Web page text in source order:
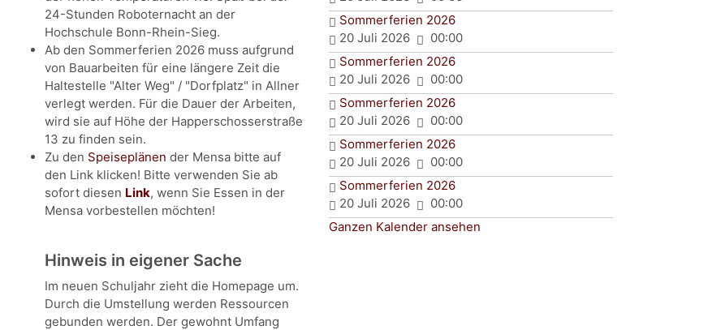
24-Stunden Roboternacht an der
Hochschule Bonn-Rhein-Sieg.
Ab den Sommerferien 2026 muss aufgrund
von Bauarbeiten für eine längere Zeit die
Haltestelle "Alter Weg" / "Dorfplatz" in Allner
verlegt werden. Für die Dauer der Arbeiten,
wird sie auf Höhe der Happerschosserstraße
13 zu finden sein.
Zu den Speiseplänen der Mensa bitte auf
den Link klicken! Bitte verwenden Sie ab
sofort diesen Link, wenn Sie Essen in der
Mensa vorbestellen möchten!
Hinweis in eigener Sache
Im neuen Schuljahr zieht die Homepage um.
Durch die Umstellung werden Ressourcen
gebunden werden. Der gewohnt Umfang
Sommerferien 2026
20 Juli 2026
00:00
Sommerferien 2026
20 Juli 2026
00:00
Sommerferien 2026
20 Juli 2026
00:00
Sommerferien 2026
20 Juli 2026
00:00
Sommerferien 2026
20 Juli 2026
00:00
Ganzen Kalender ansehen